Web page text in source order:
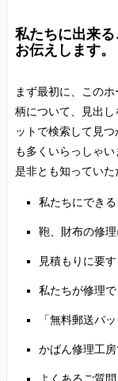
私たちに出来る
お伝えします。
まず最初に、この
柄について、見出
ットで検索して見
も多くいらっしゃ
是非とも知っていた
私たちにできる
鞄、財布の修理
見積もりに要す
私たちが修理で
「無料郵送パ
かばん修理工房